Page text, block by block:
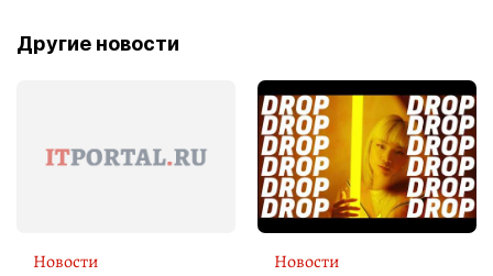
Другие новости
Новости Новости